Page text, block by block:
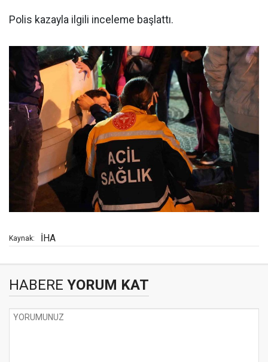
Polis kazayla ilgili inceleme başlattı.
Kaynak: İHA
HABERE YORUM KAT